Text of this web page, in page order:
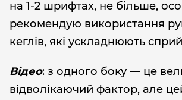
на 1-2 шрифтах, не більше,
рекомендую використання
кеглів, які ускладнюють
Відео: з одного боку — це
відволікаючий фактор, але